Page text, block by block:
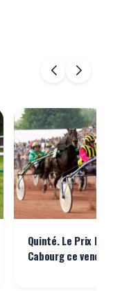
Quinté. Le Prix Bruno
Cabourg ce vendredi 7